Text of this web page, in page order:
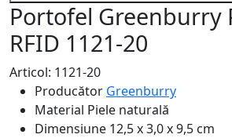
Portofel Greenburry
RFID 1121-20
Articol: 1121-20
Producător Greenburry
Material Piele naturală
Dimensiune 12,5 x 3,0 x 9,5 cm